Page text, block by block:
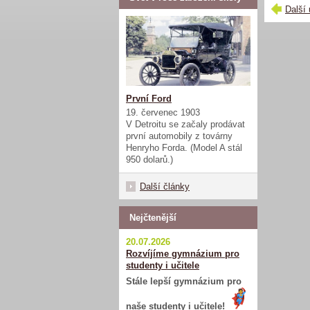
Další
První Ford
19. červenec 1903
V Detroitu se začaly prodávat
první automobily z továrny
Henryho Forda. (Model A stál
950 dolarů.)
Další články
Nejčtenější
20.07.2026
Rozvíjíme gymnázium pro
studenty i učitele
Stále lepší gymnázium pro
naše studenty i učitele!